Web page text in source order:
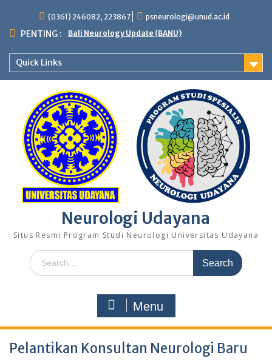
(0361) 246082, 223867 psneurologi@unud.ac.id
PENTING : Bali Neurology Update (BANU)
Quick Links
Neurologi Udayana
Situs Resmi Program Studi Neurologi Universitas Udayana
Menu
Pelantikan Konsultan Neurologi Baru